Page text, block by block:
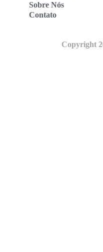
Sobre Nós
Contato
Copyright